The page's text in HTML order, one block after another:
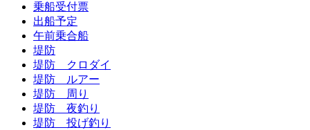
乗船受付票
出船予定
午前乗合船
堤防
堤防 クロダイ
堤防 ルアー
堤防 周り
堤防 夜釣り
堤防 投げ釣り